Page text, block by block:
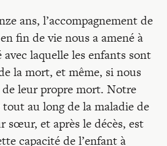
ans, l’accompagnement de
fin de vie nous a amené à
laquelle les enfants sont
la mort, et même, si nous
de leur propre mort. Notre
au long de la maladie de
sœur, et après le décès, est
capacité de l’enfant à